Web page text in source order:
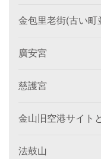
金包里老街(古い町
廣安宮
慈護宮
金山旧空港サイト
法鼓山